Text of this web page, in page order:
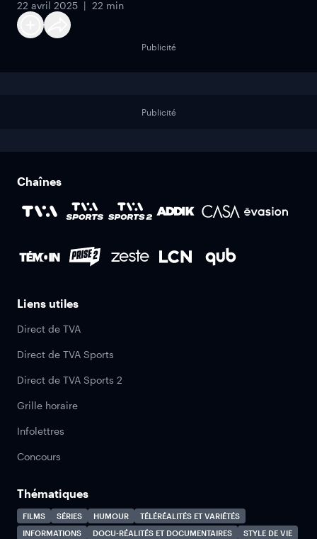
22 avril 2025 22 min
Publicité
Publicité
Chaînes
Liens utiles
Direct de TVA
Direct de TVA Sports
Direct de TVA Sports 2
Grille horaire
Infolettres
Concours
Thématiques
FILMS SÉRIES HUMOUR
TÉLÉRÉALITÉS ET VARIÉTÉS
INFORMATIONS
DOCU-RÉALITÉS ET DOCUMENTAIRES
STYLE DE VIE